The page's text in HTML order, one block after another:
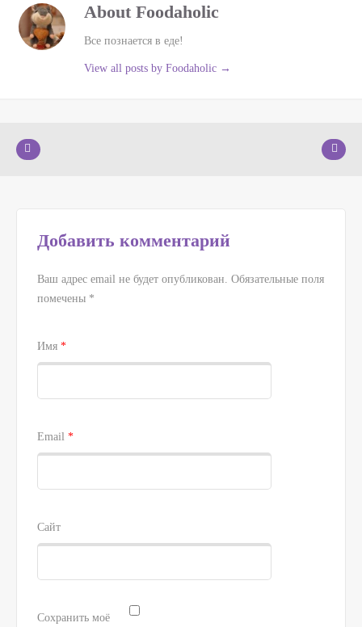
About Foodaholic
Все познается в еде!
View all posts by Foodaholic →
Добавить комментарий
Ваш адрес email не будет опубликован. Обязательные поля
помечены *
Имя *
Email *
Сайт
Сохранить моё